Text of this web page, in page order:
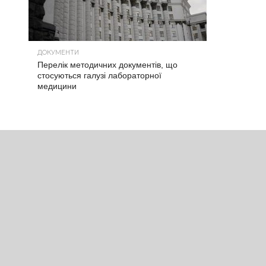
ДОКУМЕНТИ
Перелік методичних документів, що
стосуються галузі лабораторної
медицини